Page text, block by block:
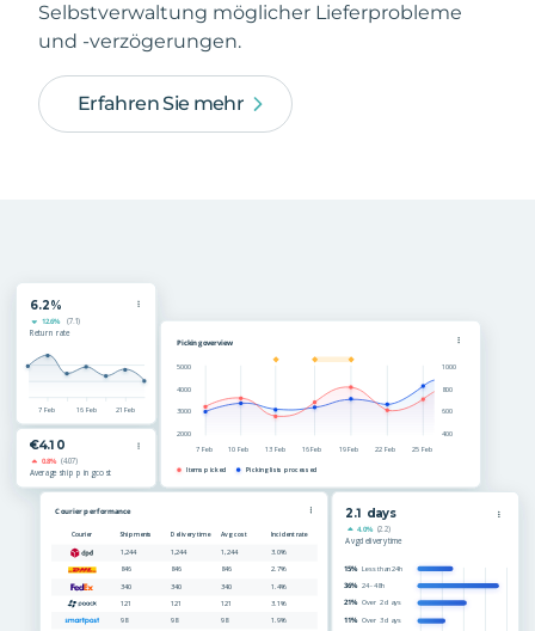
Selbstverwaltung möglicher Lieferprobleme
und -verzögerungen.
Erfahren Sie mehr